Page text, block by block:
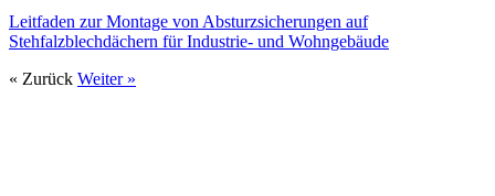
Leitfaden zur Montage von Absturzsicherungen auf
Stehfalzblechdächern für Industrie- und Wohngebäude
« Zurück Weiter »